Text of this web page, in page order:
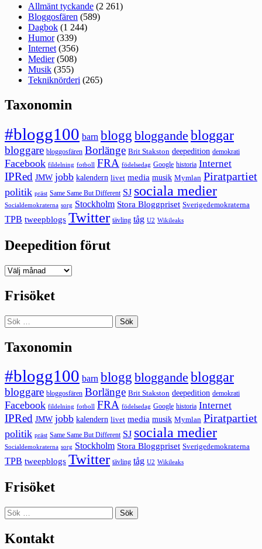
Allmänt tyckande (2 261)
Bloggosfären (589)
Dagbok (1 244)
Humor(339)
Internet (356)
Medier(508)
Musik (355)
Tekniknörderi (265)
Taxonomin
#blogg100 barn blogg bloggande bloggar
bloggare bloggosfären Borlänge Brit Stakston deepedition demokrati
Facebook fildelning fotboll FRA födelsedag Google historia Internet
IPRed JMW jobb kalendern livet media musik Mymlan Piratpartiet
politik präst Same Same But Different SJ sociala medier
Socialdemokraterna sorg Stockholm Stora Bloggpriset Sverigedemokraterna
TPB tweepblogs Twitter tävling tåg U2 Wikileaks
Deepedition förut
Deepedition
Frisöket
Sök
efter:
Taxonomin
#blogg100 barn blogg bloggande bloggar
bloggare bloggosfären Borlänge Brit Stakston deepedition demokrati
Facebook fildelning fotboll FRA födelsedag Google historia Internet
IPRed JMW jobb kalendern livet media musik Mymlan Piratpartiet
politik präst Same Same But Different SJ sociala medier
Socialdemokraterna sorg Stockholm Stora Bloggpriset Sverigedemokraterna
TPB tweepblogs Twitter tävling tåg U2 Wikileaks
Frisöket
Sök
efter:
Kontakt